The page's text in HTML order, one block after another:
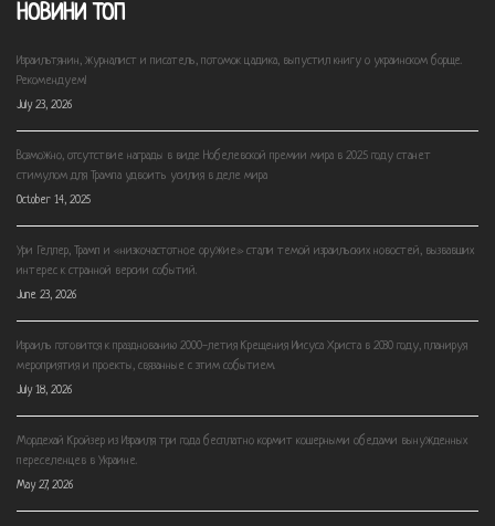
НОВИНИ ТОП
Израильтянин, журналист и писатель, потомок цадика, выпустил книгу о украинском борще.
Рекомендуем!
July 23, 2026
Возможно, отсутствие награды в виде Нобелевской премии мира в 2025 году станет
стимулом для Трампа удвоить усилия в деле мира
October 14, 2025
Ури Геллер, Трамп и «низкочастотное оружие» стали темой израильских новостей, вызвавших
интерес к странной версии событий.
June 23, 2026
Израиль готовится к празднованию 2000-летия Крещения Иисуса Христа в 2030 году, планируя
мероприятия и проекты, связанные с этим событием.
July 18, 2026
Мордехай Кройзер из Израиля три года бесплатно кормит кошерными обедами вынужденных
переселенцев в Украине.
May 27, 2026